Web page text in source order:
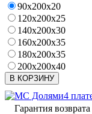
90x200x20
120x200x25
140x200x30
160x200x35
180x200x35
200x200x40
В КОРЗИНУ
4
Гарантия возврата